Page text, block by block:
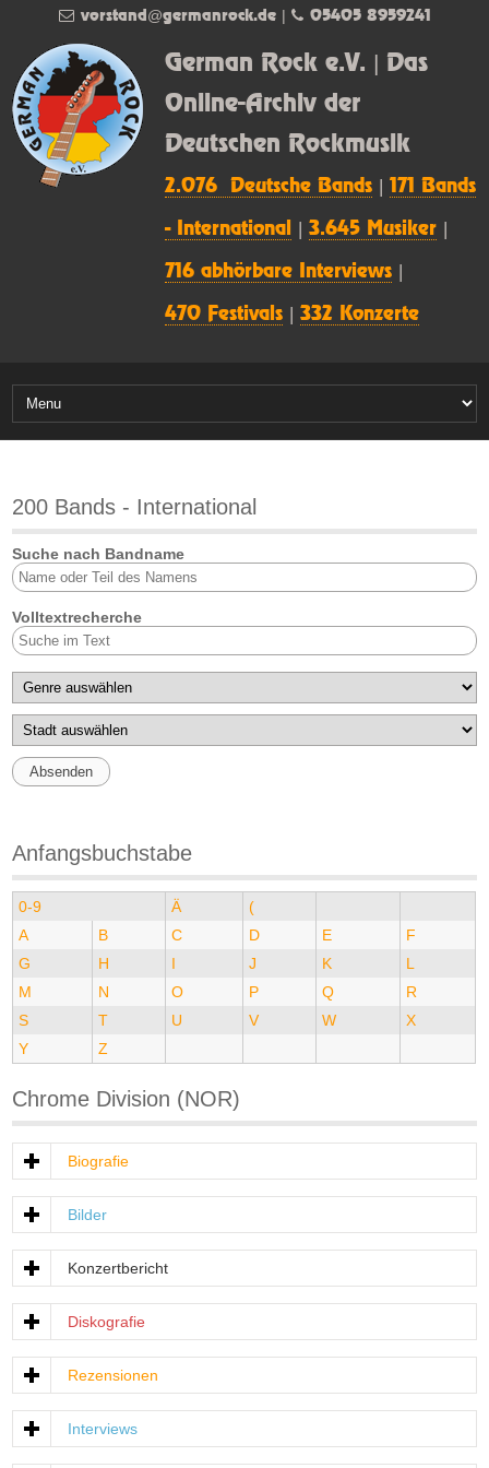
German Rock e.V. | Das
Online-Archiv der
Deutschen Rockmusik
2.076 Deutsche Bands |171 Bands
- International |3.645 Musiker
716 abhörbare Interviews
470 Festivals |332 Konzerte
vorstand@germanrock.de| 05405 8959241
200 Bands - International
Suche nach Bandname
Volltextrecherche
Anfangsbuchstabe
0-9 Ä
(
A
B C D E
F
G
H I J K
L
M
N O P Q
R
S
T U V W
X
Y
Z
Chrome Division (NOR)
Biografie
Bilder
Konzertbericht
Diskografie
Rezensionen
Interviews